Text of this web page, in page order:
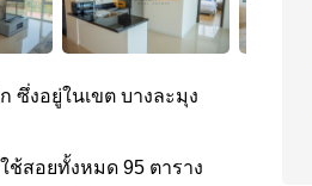
ซึ่งอยู่ในเขต บางละมุง
ช้สอยทั้งหมด 95 ตาราง